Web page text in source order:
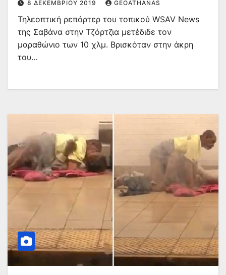
8 ΔΕΚΕΜΒΡΊΟΥ 2019 GEOATHANAS
Τηλεοπτική ρεπόρτερ του τοπικού WSAV News
της Σαβάνα στην Τζόρτζια μετέδιδε τον
μαραθώνιο των 10 χλμ. Βρισκόταν στην άκρη
του…